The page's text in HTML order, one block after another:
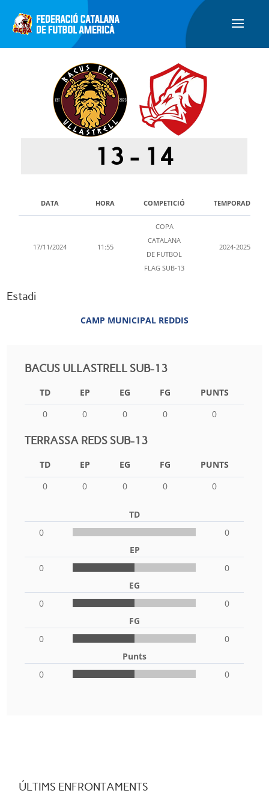
13 - 14
DATA HORA COMPETICIÓ TEMPORADA
17/11/2024 11:55
COPA
CATALANA
DE FUTBOL
FLAG SUB-13
2024-2025
Estadi
CAMP MUNICIPAL REDDIS
BACUS ULLASTRELL SUB-13
TD EP EG FG
PUNTS
0
0 0 0 0
TERRASSA REDS SUB-13
TD EP EG FG
PUNTS
0
0 0 0 0
TD
0
0
EP
0
0
EG
0
0
FG
0
0
Punts
0
0
ÚLTIMS ENFRONTAMENTS